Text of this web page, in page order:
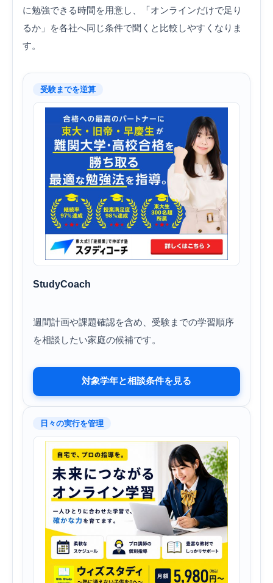
に勉強できる時間を用意し、「オンラインだけで足り
るか」を各社へ同じ条件で聞くと比較しやすくなりま
す。
受験までを逆算
StudyCoach
週間計画や課題確認を含め、受験までの学習順序
を相談したい家庭の候補です。
対象学年と相談条件を見る
日々の実行を管理